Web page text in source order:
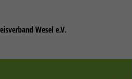
Wesel e.V.